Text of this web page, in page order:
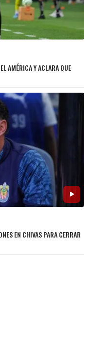
AMÉRICA Y ACLARA QUE
EN CHIVAS PARA CERRAR